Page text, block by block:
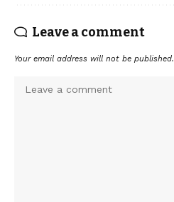
Leave a comment
Your email address will not be published.